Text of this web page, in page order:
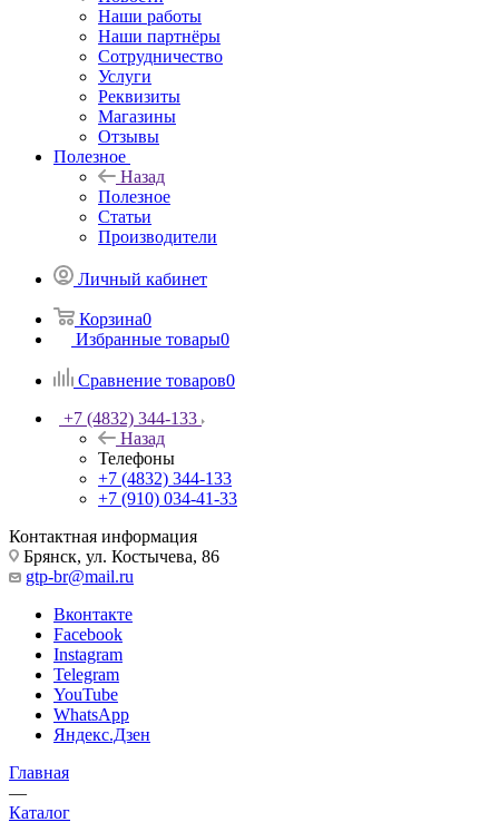
Наши работы
Наши партнёры
Сотрудничество
Услуги
Реквизиты
Магазины
Отзывы
Полезное
Назад
Полезное
Статьи
Производители
Личный кабинет
Корзина0
Избранные товары0
Сравнение товаров0
+7 (4832) 344-133
Назад
Телефоны
+7 (4832) 344-133
+7 (910) 034-41-33
Контактная информация
Брянск, ул. Костычева, 86
gtp-br@mail.ru
Вконтакте
Facebook
Instagram
Telegram
YouTube
WhatsApp
Яндекс.Дзен
Главная
—
Каталог